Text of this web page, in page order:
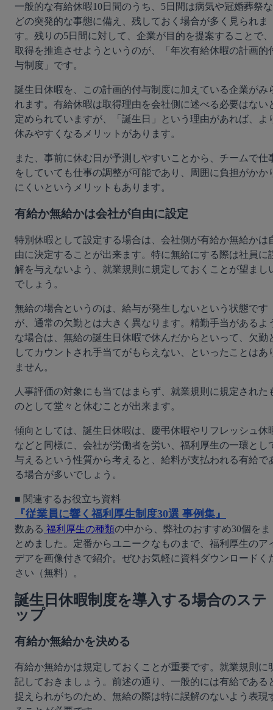
一般的な有給休暇10日間のうち、5日間は病気や冠婚葬祭な
どの突発的な事態に備え、残しておく場合が多く見られま
す。残りの5日間に対して、企業が目的を提案することで、
取得を推進させようというのが、「年次有給休暇の計画的
与制度」です。
誕生日休暇を、この計画的付与制度に加えている企業がみ
れます。有給休暇は取得理由を会社側に述べる必要はない
定められていますが、「誕生日」という理由があれば、よ
休みやすくなるメリットがあります。
また、事前に休む日が予測しやすいことから、チームで仕
をしていても仕事の調整が可能であり、周囲に負担がかか
にくいというメリットもあります。
有給か無給かは会社が自由に設定
特別休暇として設定する場合は、会社側が有給か無給かは
由に決定することが出来ます。特に無給にする際は社員に
解を与えないよう、就業規則に規定しておくことが望まし
でしょう。
無給の場合というのは、給与が発生しないという状態です
が、通常の欠勤とは大きく異なります。精勤手当があるよ
な場合は、無給の誕生日休暇で休んだからといって、欠勤
してカウントされ手当てがもらえない、といったことはあ
ません。
人事評価の対象にも当てはまらず、就業規則に規定された
のとして堂々と休むことが出来ます。
傾向としては、誕生日休暇は、慶弔休暇やリフレッシュ休
などと同様に、会社が労働者を労い、福利厚生の一環とし
与えるという性質から考えると、給料が支払われる有給で
る場合が多いでしょう。
『従業員に響く福利厚生制度30選 事例集』
数ある 福利厚生の種類の中から、弊社のおすすめ30個をま
とめました。定番からユニークなものまで、福利厚生のア
デアを画像付きで紹介。ぜひお気軽に資料ダウンロードく
さい（無料）。
誕生日休暇制度を導入する場合のステ
ップ
有給か無給かを決める
有給か無給かは規定しておくことが重要です。就業規則に
記しておきましょう。前述の通り、一般的には有給である
捉えられがちのため、無給の際は特に誤解のないよう表現